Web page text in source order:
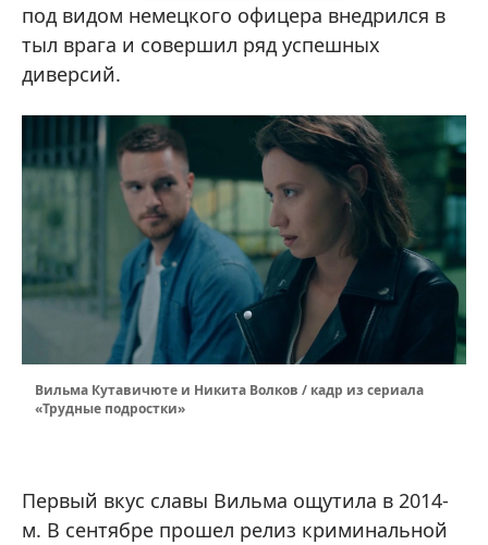
под видом немецкого офицера внедрился в
тыл врага и совершил ряд успешных
диверсий.
Вильма Кутавичюте и Никита Волков / кадр из сериала
«Трудные подростки»
Первый вкус славы Вильма ощутила в 2014-
м. В сентябре прошел релиз криминальной